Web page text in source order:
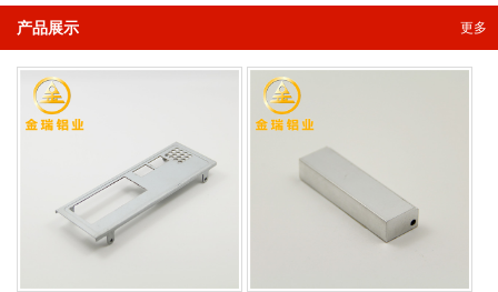
更多
产品展示